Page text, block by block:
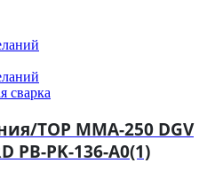
сварка
TOP MMA-250 DGV
PB-PK-136-A0(1)